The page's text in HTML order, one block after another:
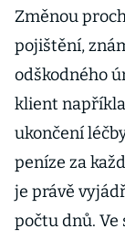
Změnou
pojištění,
odškodného
klient
ukončení
peníze za
je právě
počtu dnů.